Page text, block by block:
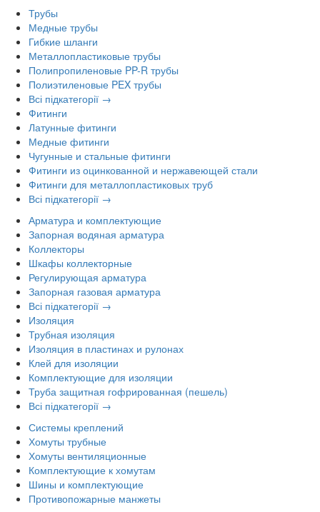
Трубы
Медные трубы
Гибкие шланги
Металлопластиковые трубы
Полипропиленовые PP-R трубы
Полиэтиленовые PEX трубы
Всі підкатегорії →
Фитинги
Латунные фитинги
Медные фитинги
Чугунные и стальные фитинги
Фитинги из оцинкованной и нержавеющей стали
Фитинги для металлопластиковых труб
Всі підкатегорії →
Арматура и комплектующие
Запорная водяная арматура
Коллекторы
Шкафы коллекторные
Регулирующая арматура
Запорная газовая арматура
Всі підкатегорії →
Изоляция
Трубная изоляция
Изоляция в пластинах и рулонах
Клей для изоляции
Комплектующие для изоляции
Труба защитная гофрированная (пешель)
Всі підкатегорії →
Системы креплений
Хомуты трубные
Хомуты вентиляционные
Комплектующие к хомутам
Шины и комплектующие
Противопожарные манжеты